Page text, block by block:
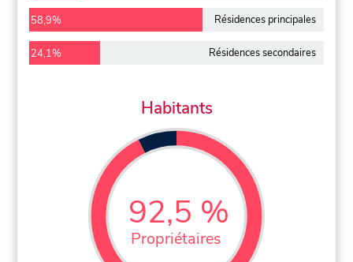
58,9% Résidences principales
24,1% Résidences secondaires
Habitants
92,5 %
Propriétaires